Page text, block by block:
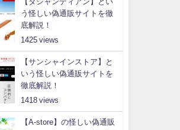
う怪しい偽通販サイトを徹
底解説！
1425
【サンシャインストア】と
いう怪しい偽通販サイトを
徹底解説！
1418
【A-store】の怪しい偽通販